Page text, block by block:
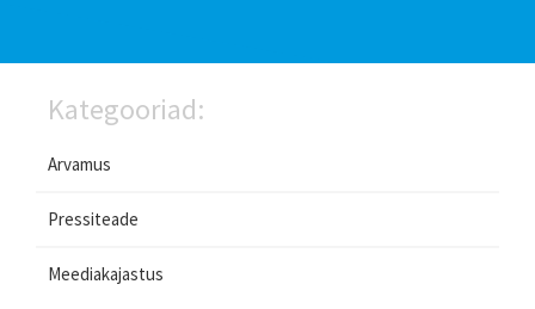
Kategooriad:
Arvamus
Pressiteade
Meediakajastus